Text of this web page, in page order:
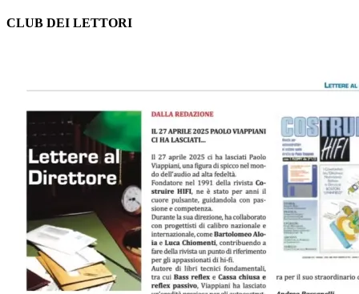
CLUB DEI LETTORI